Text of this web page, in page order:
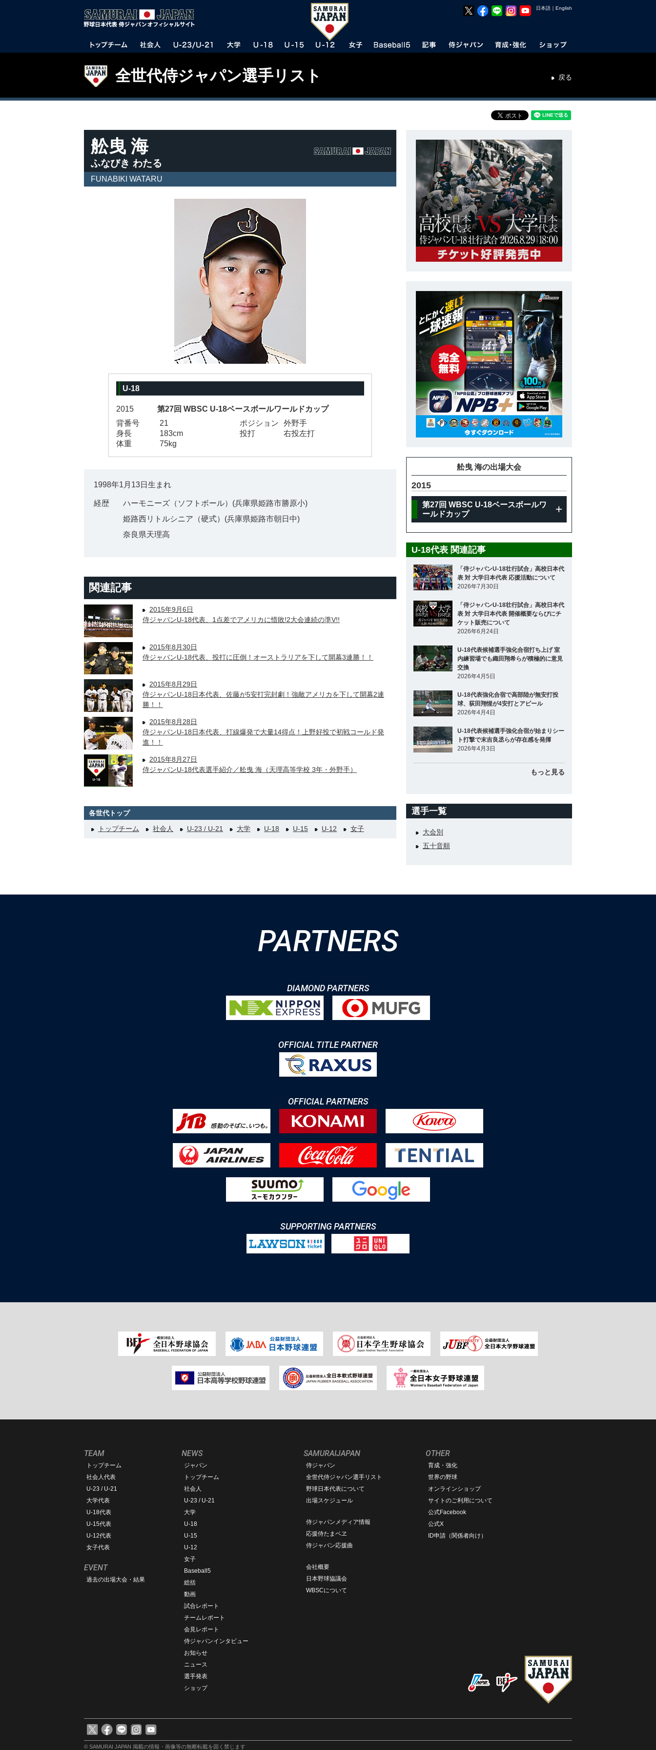
日本語 ｜ English
全世代侍ジャパン選手リスト 戻る
舩曳 海
ふなびき わたる
FUNABIKI WATARU
U-18
2015
第27回 WBSC U-18ベースボールワールドカップ
背番号
21 ポジション
外野手
身長
183cm 投打
右投左打
体重
75kg
1998年1月13日生まれ
経歴
ハーモニーズ（ソフトボール）(兵庫県姫路市勝原小)
姫路西リトルシニア（硬式）(兵庫県姫路市朝日中)
奈良県天理高
関連記事
2015年9月6日
侍ジャパンU-18代表、1点差でアメリカに惜敗!2大会連続の準V!!
2015年8月30日
侍ジャパンU-18代表、投打に圧倒！オーストラリアを下して開幕3連勝！！
2015年8月29日
侍ジャパンU-18日本代表、佐藤が5安打完封劇！強敵アメリカを下して開幕2連
勝！！
2015年8月28日
侍ジャパンU-18日本代表、打線爆発で大量14得点！上野好投で初戦コールド発
進！！
2015年8月27日
侍ジャパンU-18代表選手紹介／舩曳 海（天理高等学校 3年・外野手）
各世代トップ
トップチーム
社会人 U-23 / U-21 大学 U-18 U-15 U-12 女子
舩曳 海の出場大会
2015
第27回 WBSC U-18ベースボールワ
ールドカップ
U-18代表 関連記事
「侍ジャパンU-18壮行試合」高校日本代
表 対 大学日本代表 応援活動について
2026年7月30日
「侍ジャパンU-18壮行試合」高校日本代
表 対 大学日本代表 開催概要ならびにチ
ケット販売について
2026年6月24日
U-18代表候補選手強化合宿打ち上げ 室
内練習場でも織田翔希らが積極的に意見
交換
2026年4月5日
U-18代表強化合宿で高部陸が無安打投
球、荻田翔惺が4安打とアピール
2026年4月4日
U-18代表候補選手強化合宿が始まりシー
ト打撃で末吉良丞らが存在感を発揮
2026年4月3日
もっと見る
選手一覧
大会別
五十音順
PARTNERS
DIAMOND PARTNERS
OFFICIAL TITLE PARTNER
OFFICIAL PARTNERS
SUPPORTING PARTNERS
TEAM
トップチーム
社会人代表
U-23 / U-21
大学代表
U-18代表
U-15代表
U-12代表
女子代表
EVENT
過去の出場大会・結果
NEWS
ジャパン
トップチーム
社会人
U-23 / U-21
大学
U-18
U-15
U-12
女子
Baseball5
総括
動画
試合レポート
チームレポート
会見レポート
侍ジャパンインタビュー
お知らせ
ニュース
選手発表
ショップ
SAMURAIJAPAN
侍ジャパン
全世代侍ジャパン選手リスト
野球日本代表について
出場スケジュール
侍ジャパンメディア情報
応援侍たまベヱ
侍ジャパン応援曲
会社概要
日本野球協議会
WBSCについて
OTHER
育成・強化
世界の野球
オンラインショップ
サイトのご利用について
公式Facebook
公式X
ID申請（関係者向け）
© SAMURAI JAPAN 掲載の情報・画像等の無断転載を固く禁じます